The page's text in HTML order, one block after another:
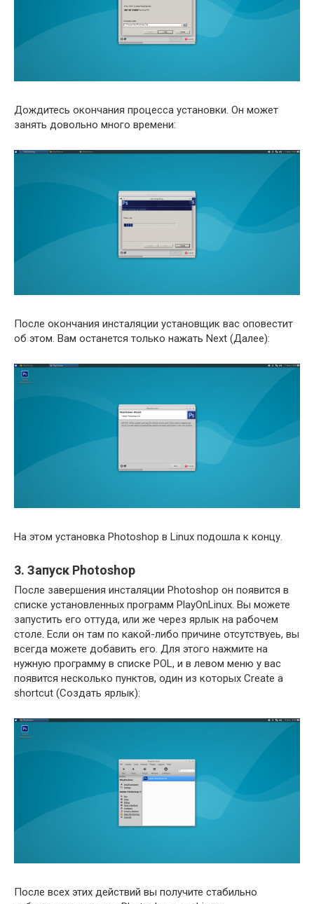
Дождитесь окончания процесса установки. Он может
занять довольно много времени:
После окончания инсталяции установщик вас оповестит
об этом. Вам останется только нажать Next (Далее):
На этом установка Photoshop в Linux подошла к концу.
3. Запуск Photoshop
После завершения инсталяции Photoshop он появится в
списке установленных программ PlayOnLinux. Вы можете
запустить его оттуда, или же через ярлык на рабочем
столе. Если он там по какой-либо причине отсутствуеь, вы
всегда можете добавить его. Для этого нажмите на
нужную программу в списке POL, и в левом меню у вас
появится несколько пунктов, один из которых Create a
shortcut (Создать ярлык):
После всех этих действий вы получите стабильно